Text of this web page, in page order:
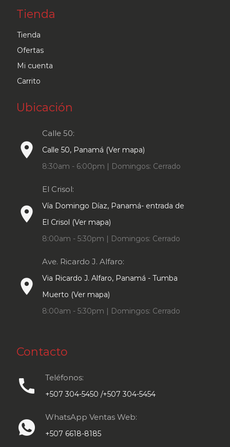
Tienda
Tienda
Ofertas
Mi cuenta
Carrito
Ubicación
place
Calle 50:
Calle 50, Panamá (Ver mapa)
8:30am - 6:00pm | Domingos: Cerrado
place
El Crisol:
Vía Domingo Díaz, Panamá- entrada de
El Crisol (Ver mapa)
8:00am - 5:30pm | Domingos: Cerrado
place
Ave. Ricardo J. Alfaro:
Via Ricardo J. Alfaro, Panamá - Tumba
Muerto (Ver mapa)
8:00am - 5:30pm | Domingos: Cerrado
Contacto
call Teléfonos:
+507 304-5450 /+507 304-5454
WhatsApp Ventas Web:
+507 6618-8185